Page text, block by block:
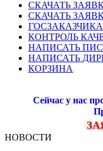
СКАЧАТЬ
СКАЧАТЬ
КОНТРОЛЬ
НАПИСАТЬ
НАПИСАТЬ
КОРЗИНА
Сейчас у нас
НОВОСТИ